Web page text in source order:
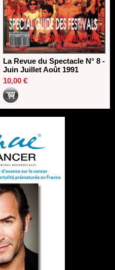
La Revue du Spectacle N° 8 -
Juin Juillet Août 1991
10,00 €